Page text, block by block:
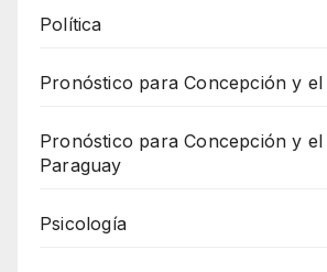
Política
Pronóstico para Concepción y el
Pronóstico para Concepción y
Paraguay
Psicología